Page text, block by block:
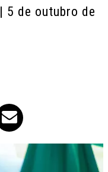
| 5 de outubro de